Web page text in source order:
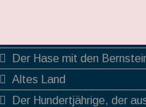
Der Hase mit den
Altes Land
Der Hundertjährige, der